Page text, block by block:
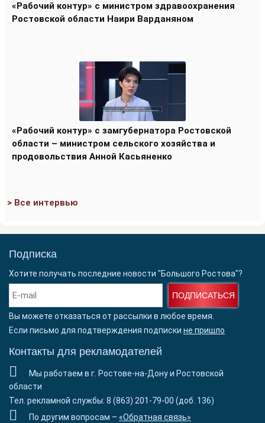
«Рабочий контур» с министром здравоохранения
Ростовской области Наири Варданяном
«Рабочий контур» с замгубернатора Ростовской
области – министром сельского хозяйства и
продовольствия Анной Касьяненко
> Все интервью
Подписка
Хотите получать последние новости "Большого Ростова"?
ПОДПИСАТЬСЯ
Вы можете отказаться от рассылки в любое время.
Если письмо для подтверждения подписки не пришло
Контакты для рекламодателей
Мы работаем в г. Ростове-на-Дону и Ростовской
области
Тел. рекламной службы: 8 (863) 201-79-00 (доб. 136)
По другим вопросам – «Обратная связь»